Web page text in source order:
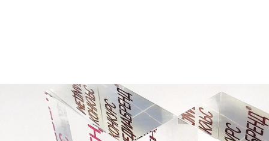
ТВ-Шоу
Сет дизайн Промо